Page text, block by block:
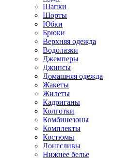
Шапки
Шорты
Юбки
Брюки
Верхняя одежда
Водолазки
Джемперы
Джинсы
Домашняя одежда
Жакеты
Жилеты
Кадриганы
Колготки
Комбинезоны
Комплекты
Костюмы
Лонгсливы
Нижнее белье